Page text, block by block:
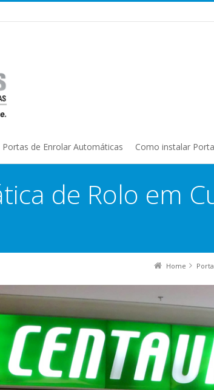
Portas de Enrolar Automáticas Como instalar
de Rolo em
Home